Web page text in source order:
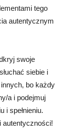
tego
autentycznym
swoje
siebie i
bo każdy
a i podejmuj
i spełnieniu.
autentyczności!